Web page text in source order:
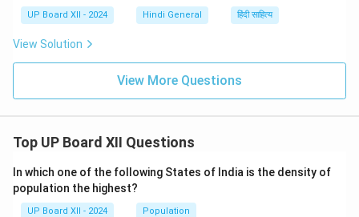
UP Board XII - 2024 Hindi General हिंदी साहित्य
View Solution
View More Questions
Top UP Board XII Questions
In which one of the following States of India is the density of
population the highest?
UP Board XII - 2024 Population